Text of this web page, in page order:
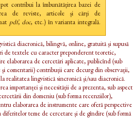
diacronică, bilingvă, online, gratuită și supusă
de textele cu caracter preponderent teoretic,
elaborarea de cercetări aplicate, publicînd (sub
comentarii) contribuții care decurg din observații,
realitatea lingvistică sincronică și/sau diacronică.
importanței și necesității de a prezenta, sub aspect
din domeniu (sub forma recenziilor),
elaborarea de instrumente care oferă perspective
teme de cercetare și de gîndire (sub formă
contribui la îmbunătățirea bazei de
de reviste, articole și cărți de
pdf, doc, etc.) în varianta integrală.